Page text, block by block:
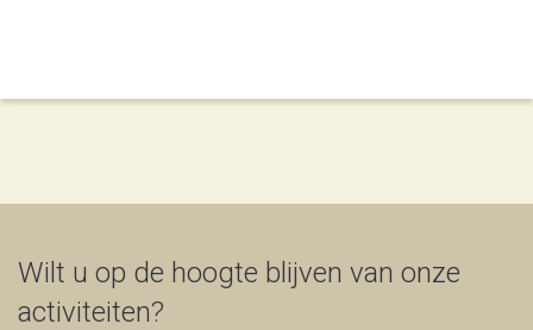
Wilt u op de hoogte blijven van onze
activiteiten?